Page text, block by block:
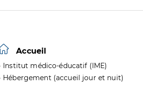
Accueil
Institut médico-éducatif (IME)
Hébergement (accueil jour et nuit)